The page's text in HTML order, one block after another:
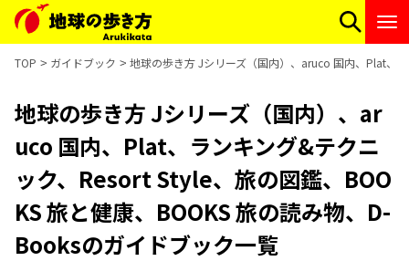
TOP ガイドブック 地球の歩き方 Jシリーズ（国内）、aruco 国内、Plat、
地球の歩き方 Jシリーズ（国内）、ar
uco 国内、Plat、ランキング&テクニ
ック、Resort Style、旅の図鑑、BOO
KS 旅と健康、BOOKS 旅の読み物、D-
Booksのガイドブック一覧